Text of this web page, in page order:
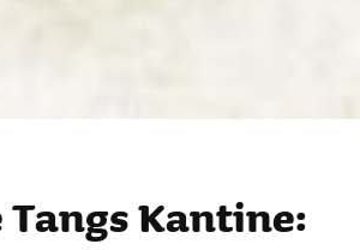
Tangs Kantine: